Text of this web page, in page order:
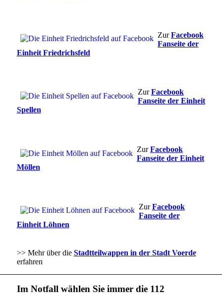
ZurFacebook
Fanseite der
Einheit Friedrichsfeld
ZurFacebook
Fanseite der Einheit
Spellen
ZurFacebook
Fanseite der Einheit
Möllen
ZurFacebook
Fanseite der
Einheit Löhnen
>> Mehr über die Stadtteilwappen in der Stadt Voerde
erfahren
Im Notfall wählen Sie immer die 112